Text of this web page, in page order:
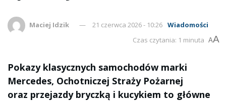
Maciej Idzik 21 czerwca 2026 - 10:26 Wiadomości
Czas czytania: 1 minuta AA
Pokazy klasycznych samochodów marki
Mercedes, Ochotniczej Straży Pożarnej
oraz przejazdy bryczką i kucykiem to główne